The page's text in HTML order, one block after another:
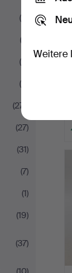
(4)
(2)
(4)
(6)
(271)
(27)
(31)
(7)
(1)
(19)
(37)
Weitere